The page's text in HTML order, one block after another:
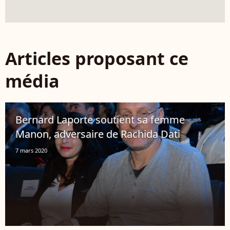
Articles proposant ce
média
Bernard Laporte soutient sa femme
Manon, adversaire de Rachida Dati
7 mars 2020